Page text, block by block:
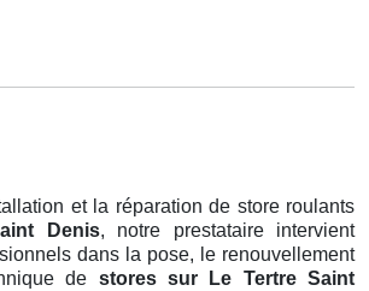
et la réparation de store roulants
Denis, notre prestataire intervient
dans la pose, le renouvellement
de stores sur Le Tertre Saint